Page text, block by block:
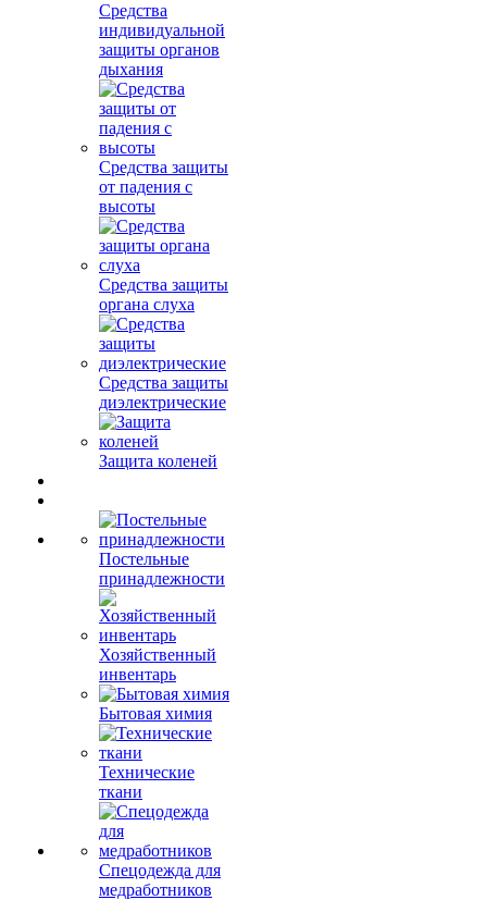
Средства
индивидуальной
защиты органов
дыхания
Средства защиты
от падения с
высоты
Средства защиты
органа слуха
Средства защиты
диэлектрические
Защита коленей
Постельные
принадлежности
Хозяйственный
инвентарь
Бытовая химия
Технические
ткани
Спецодежда для
медработников